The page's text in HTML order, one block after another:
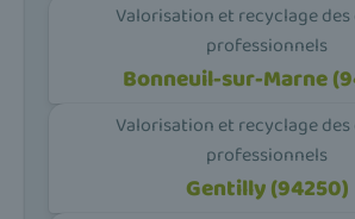
Valorisation et recyclage
professionnels
Bonneuil-sur-Marne
Valorisation et recyclage
professionnels
Gentilly (94250)